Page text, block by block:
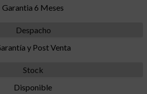
Garantia 6 Meses
Despacho
y Post Venta
Stock
Disponible